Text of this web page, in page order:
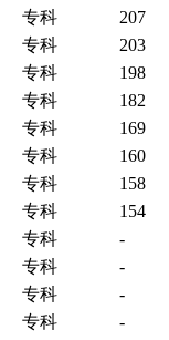
专科
207
专科
203
专科
198
专科
182
专科
169
专科
160
专科
158
专科
154
专科
-
专科
-
专科
-
专科
-